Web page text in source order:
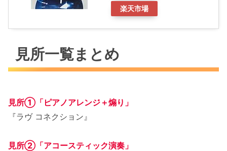
楽天市場
見所一覧まとめ
見所①「ピアノアレンジ＋煽り」
『ラヴ コネクション』
見所②「アコースティック演奏」